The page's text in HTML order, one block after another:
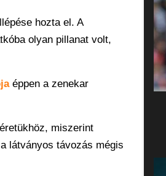
hozta el. A
olyan pillanat volt,
éppen a zenekar
miszerint
látványos távozás mégis